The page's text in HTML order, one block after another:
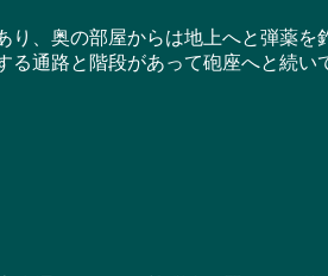
、奥の部屋からは地上へと弾薬を
る通路と階段があって砲座へと続い